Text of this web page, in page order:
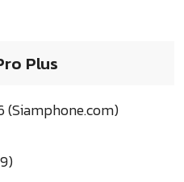
Plus
(Siamphone.com)